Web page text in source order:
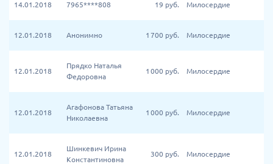
14.01.2018 7965****808 19 руб. Милосердие
12.01.2018 Анонимно 1 700 руб. Милосердие
12.01.2018
Прядко Наталья
Федоровна
1 000 руб. Милосердие
12.01.2018
Агафонова Татьяна
Николаевна
1 000 руб. Милосердие
12.01.2018
Шинкевич Ирина
Константиновна
300 руб. Милосердие